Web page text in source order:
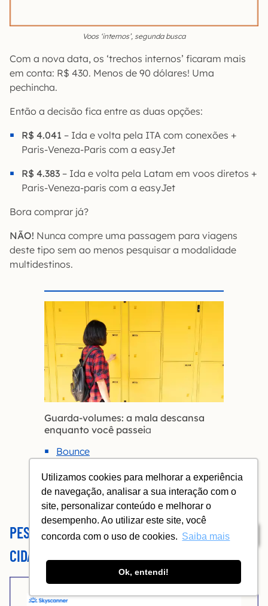
Utilizamos cookies para melhorar a experiência
de navegação, analisar a sua interação com o
site, personalizar conteúdo e melhorar o
desempenho. Ao utilizar este site, você
concorda com o uso de cookies. Saiba mais
Ok, entendi!
Índice
Voos ‘internos’, segunda busca
Com a nova data, os ‘trechos internos’ ficaram mais
em conta: R$ 430. Menos de 90 dólares! Uma
pechincha.
Então a decisão fica entre as duas opções:
R$ 4.041 – Ida e volta pela ITA com conexões +
Paris-Veneza-Paris com a easyJet
R$ 4.383 – Ida e volta pela Latam em voos diretos +
Paris-Veneza-paris com a easyJet
Bora comprar já?
NÃO! Nunca compre uma passagem para viagens
deste tipo sem ao menos pesquisar a modalidade
multidestinos.
Guarda-volumes: a mala descansa
enquanto você passeia
Bounce
Stasher
PESQUISA 2: MULTIDESTINOS – IDA POR UMA
CIDADE E VOLTA POR OUTRA